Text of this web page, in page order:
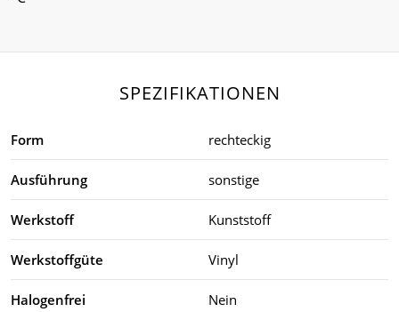
SPEZIFIKATIONEN
Form rechteckig
Ausführung sonstige
Werkstoff Kunststoff
Werkstoffgüte Vinyl
Halogenfrei Nein